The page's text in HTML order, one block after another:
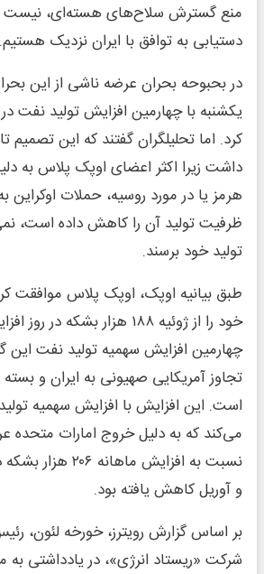
منع گسترش سلاح‌های هسته‌ای، نیست
دستیابی به توافق با ایران نزدیک
در بحبوحه بحران عرضه ناشی از این
یکشنبه با چهارمین افزایش تولید نفت
کرد. اما تحلیلگران گفتند که این تصمیم
داشت زیرا اکثر اعضای اوپک پلاس به
هرمز یا در مورد روسیه، حملات اوکراین
ظرفیت تولید آن را کاهش داده است،
تولید خود برسند.
طبق بیانیه اوپک، اوپک پلاس موافقت
خود را از ژوئیه ۱۸۸ هزار بشکه
چهارمین افزایش سهمیه تولید نفت این
تجاوز آمریکایی صهیونی به ایران و
است. این افزایش با افزایش سهمیه
می‌کند که به دلیل خروج امارات متحده
نسبت به افزایش
و آوریل کاهش یافته بود.
بر اساس گزارش رویترز، خورخه لئون،
شرکت «ریستاد انرژی»، در یادداشتی